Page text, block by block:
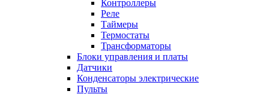
Контроллеры
Реле
Таймеры
Термостаты
Трансформаторы
Блоки управления и платы
Датчики
Конденсаторы электрические
Пульты